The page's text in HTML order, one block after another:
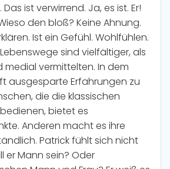
Das ist verwirrend. Ja, es ist. Er!
den bloß? Keine Ahnung.
Ist ein Gefühl. Wohlfühlen.
sind vielfältiger, als
vermittelten. In dem
ausgesparte Erfahrungen zu
die die klassischen
bietet es
Anderen macht es ihre
Patrick fühlt sich nicht
er Mann sein? Oder